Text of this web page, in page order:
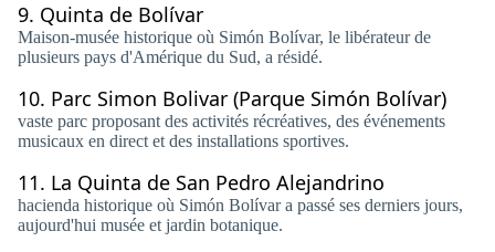
9. Quinta de Bolívar
Maison-musée historique où Simón Bolívar, le libérateur de
plusieurs pays d'Amérique du Sud, a résidé.
10. Parc Simon Bolivar (Parque Simón Bolívar)
vaste parc proposant des activités récréatives, des événements
musicaux en direct et des installations sportives.
11. La Quinta de San Pedro Alejandrino
hacienda historique où Simón Bolívar a passé ses derniers jours,
aujourd'hui musée et jardin botanique.